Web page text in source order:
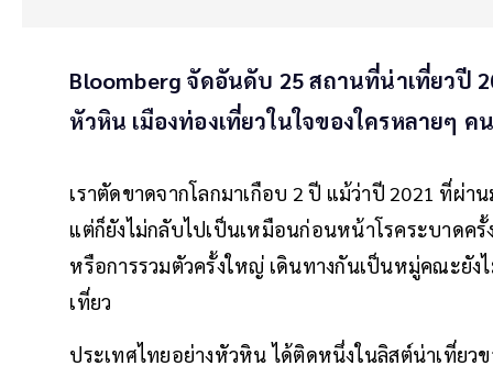
Bloomberg จัดอันดับ 25 สถานที่น่าเที่ยวปี
หัวหิน เมืองท่องเที่ยวในใจของใครหลายๆ ค
เราตัดขาดจากโลกมาเกือบ 2 ปี แม้ว่าปี 2021 ที่ผ่
แต่ก็ยังไม่กลับไปเป็นเหมือนก่อนหน้าโรคระบาดครั้
หรือการรวมตัวครั้งใหญ่ เดินทางกันเป็นหมู่คณะยัง
เที่ยว
ประเทศไทยอย่างหัวหิน ได้ติดหนึ่งในลิสต์น่าเที่ยว